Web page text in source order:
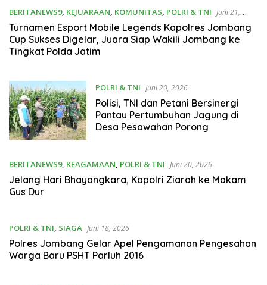
BERITANEWS9, KEJUARAAN, KOMUNITAS, POLRI & TNI Juni 21,
2026
Turnamen Esport Mobile Legends Kapolres Jombang
Cup Sukses Digelar, Juara Siap Wakili Jombang ke
Tingkat Polda Jatim
POLRI & TNI Juni 20, 2026
Polisi, TNI dan Petani Bersinergi
Pantau Pertumbuhan Jagung di
Desa Pesawahan Porong
BERITANEWS9, KEAGAMAAN, POLRI & TNI Juni 20, 2026
Jelang Hari Bhayangkara, Kapolri Ziarah ke Makam
Gus Dur
POLRI & TNI, SIAGA Juni 18, 2026
Polres Jombang Gelar Apel Pengamanan Pengesahan
Warga Baru PSHT Parluh 2016